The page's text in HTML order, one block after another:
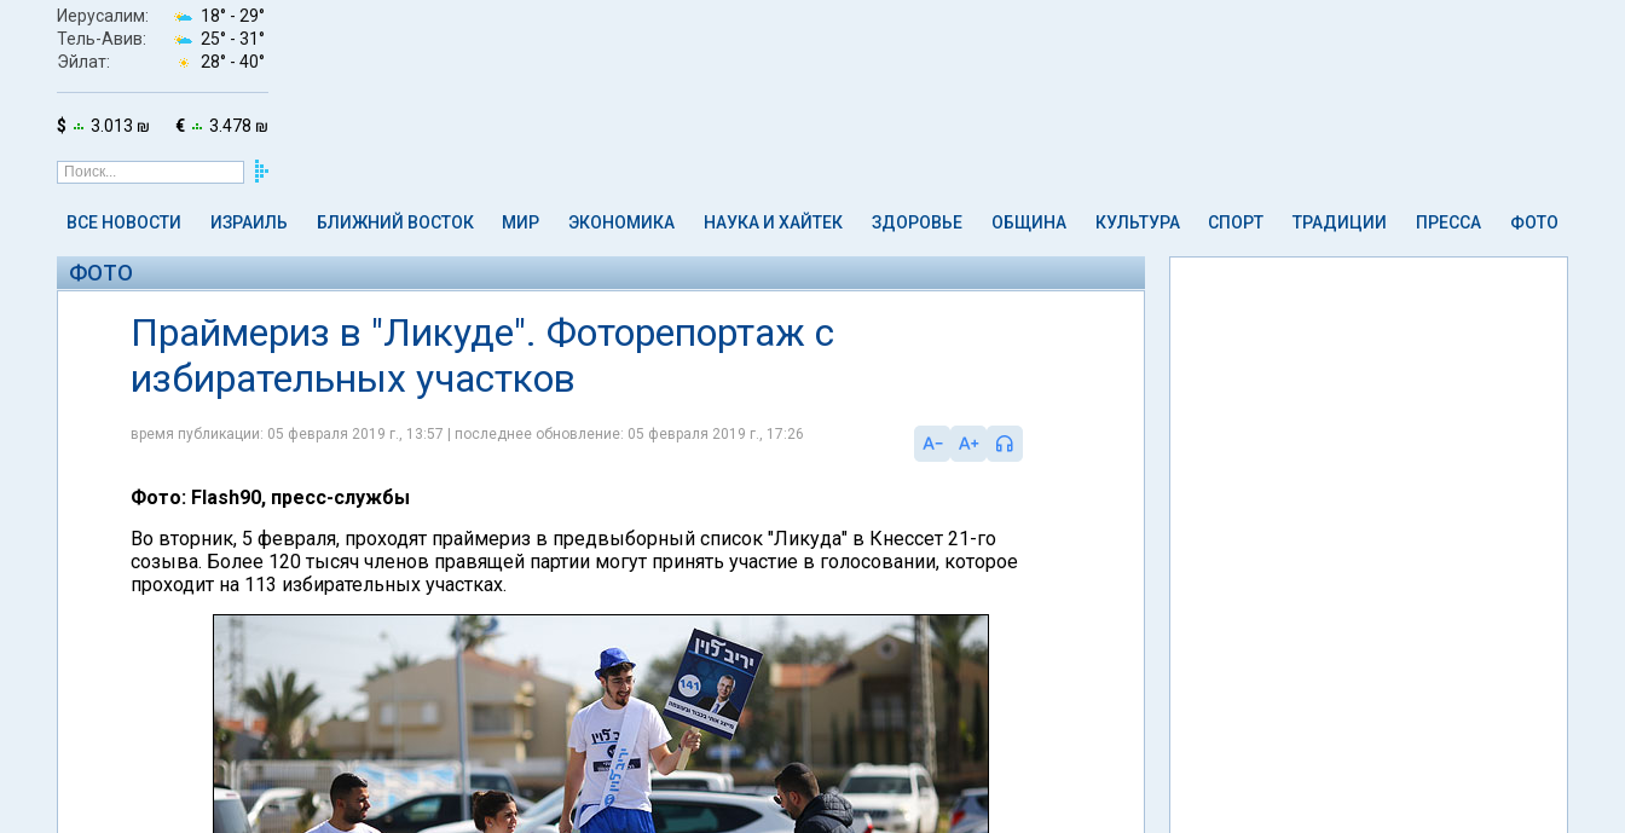
Иерусалим: 18° - 29°
Тель-Авив:
25° - 31°
Эйлат:
28° - 40°
$ 3.013 ₪ € 3.478 ₪
ВСЕ НОВОСТИ ИЗРАИЛЬ БЛИЖНИЙ ВОСТОК МИР ЭКОНОМИКА НАУКА И ХАЙТЕК ЗДОРОВЬЕ ОБЩИНА КУЛЬТУРА СПОРТ ТРАДИЦИИ ПРЕССА ФОТО
ФОТО
Праймериз в "Ликуде". Фоторепортаж с
избирательных участков
время публикации: 05 февраля 2019 г., 13:57 | последнее обновление: 05 февраля 2019 г., 17:26
Фото: Flash90, пресс-службы
Во вторник, 5 февраля, проходят праймериз в предвыборный список "Ликуда" в Кнессет 21-го
созыва. Более 120 тысяч членов правящей партии могут принять участие в голосовании, которое
проходит на 113 избирательных участках.